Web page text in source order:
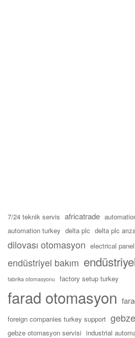
7/24 teknik servis africatrade
automation turkey delta plc delta plc
dilovası otomasyon electrical
endüstriyel bakım
fabrika otomasyonu factory setup turkey
farad otomasyon
foreign companies turkey support
gebze otomasyon servisi industrial